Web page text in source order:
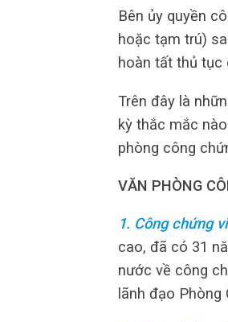
Bên ủy quyền
hoặc tạm trú)
hoàn tất thủ tục
Trên đây là
kỳ thắc mắc
phòng công
VĂN PHÒNG
1. Công chứng
cao, đã có 31
nước về công
lãnh đạo Phòng